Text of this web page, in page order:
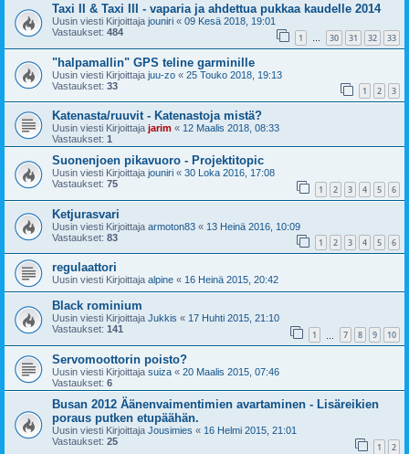
Taxi II & Taxi III - vaparia ja ahdettua pukkaa kaudelle 2014
Uusin viesti Kirjoittaja jouniri « 09 Kesä 2018, 19:01
Vastaukset: 484 1 … 30 31 32 33
"halpamallin" GPS teline garminille
Uusin viesti Kirjoittaja juu-zo « 25 Touko 2018, 19:13
Vastaukset: 33 1 2 3
Katenasta/ruuvit - Katenastoja mistä?
Uusin viesti Kirjoittaja jarim « 12 Maalis 2018, 08:33
Vastaukset: 1
Suonenjoen pikavuoro - Projektitopic
Uusin viesti Kirjoittaja jouniri « 30 Loka 2016, 17:08
Vastaukset: 75 1 2 3 4 5 6
Ketjurasvari
Uusin viesti Kirjoittaja armoton83 « 13 Heinä 2016, 10:09
Vastaukset: 83 1 2 3 4 5 6
regulaattori
Uusin viesti Kirjoittaja alpine « 16 Heinä 2015, 20:42
Black rominium
Uusin viesti Kirjoittaja Jukkis « 17 Huhti 2015, 21:10
Vastaukset: 141 1 7 8 9 10
Servomoottorin poisto?
Uusin viesti Kirjoittaja suiza « 20 Maalis 2015, 07:46
Vastaukset: 6
Busan 2012 Äänenvaimentimien avartaminen - Lisäreikien
poraus putken etupäähän.
Uusin viesti Kirjoittaja Jousimies « 16 Helmi 2015, 21:01
Vastaukset: 25 1 2